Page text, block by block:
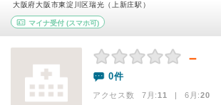
大阪府大阪市東淀川区瑞光（上新庄駅）
マイナ受付 (スマホ可)
－
0件
アクセス数 7月:11 | 6月:20